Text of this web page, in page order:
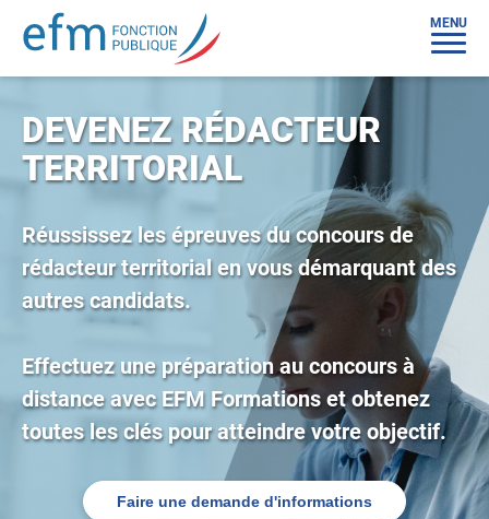
MENU
DEVENEZ RÉDACTEUR
TERRITORIAL
Réussissez les épreuves du concours de
rédacteur territorial en vous démarquant des
autres candidats.
Effectuez une préparation au concours à
distance avec EFM Formations et obtenez
toutes les clés pour atteindre votre objectif.
Faire une demande d'informations